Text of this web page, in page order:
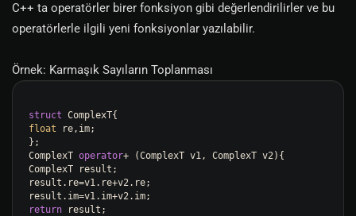
C++ ta operatörler birer fonksiyon gibi değerlendirilirler ve bu
operatörlerle ilgili yeni fonksiyonlar yazılabilir.
Örnek: Karmaşık Sayıların Toplanması
struct
float re,im;
};
ComplexT operator+ (ComplexT v1, ComplexT v2){
ComplexT result;
result.re=v1.re+v2.re;
return result;